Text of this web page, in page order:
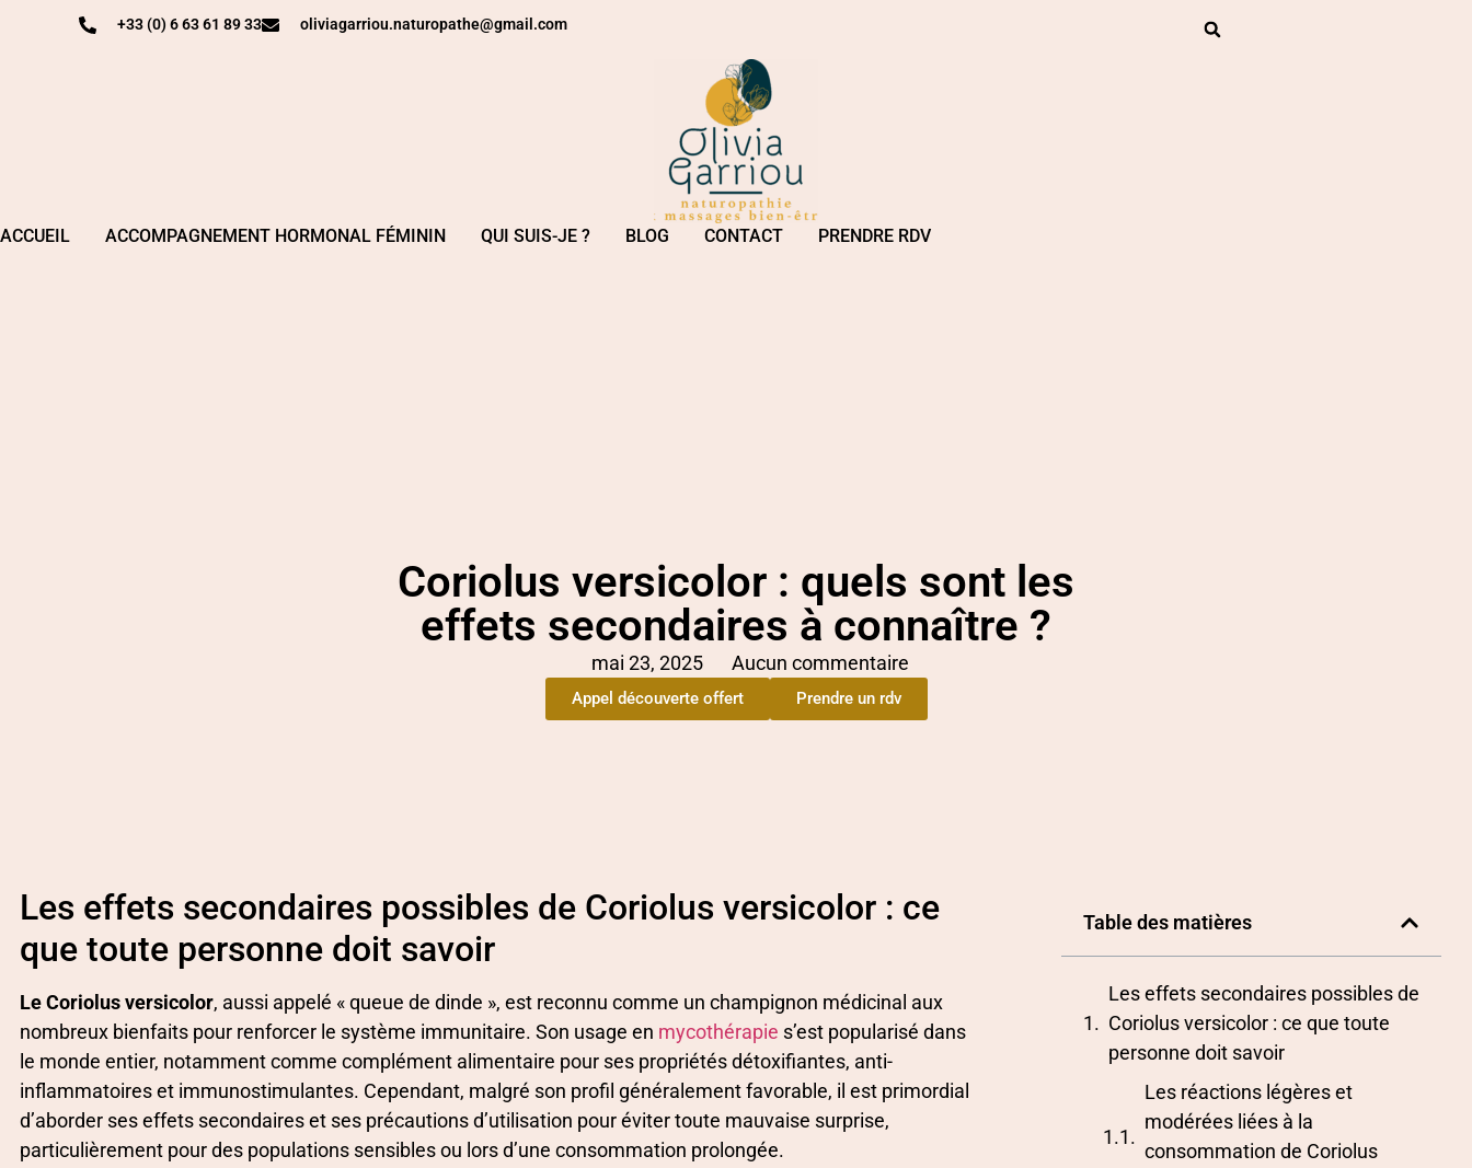
+33 (0) 6 63 61 89 33 oliviagarriou.naturopathe@gmail.com
ACCUEIL ACCOMPAGNEMENT HORMONAL FÉMININ QUI SUIS-JE ? BLOG CONTACT PRENDRE RDV
Coriolus versicolor : quels sont les
effets secondaires à connaître ?
mai 23, 2025 Aucun commentaire
Appel découverte offert Prendre un rdv
Les effets secondaires possibles de Coriolus versicolor : ce
que toute personne doit savoir
Le Coriolus versicolor, aussi appelé « queue de dinde », est reconnu comme un champignon médicinal aux
nombreux bienfaits pour renforcer le système immunitaire. Son usage en mycothérapie s’est popularisé dans
le monde entier, notamment comme complément alimentaire pour ses propriétés détoxifiantes, anti-
inflammatoires et immunostimulantes. Cependant, malgré son profil généralement favorable, il est primordial
d’aborder ses effets secondaires et ses précautions d’utilisation pour éviter toute mauvaise surprise,
particulièrement pour des populations sensibles ou lors d’une consommation prolongée.
Table des matières
Les effets secondaires possibles de
Coriolus versicolor : ce que toute
personne doit savoir
Les réactions légères et
modérées liées à la
consommation de Coriolus